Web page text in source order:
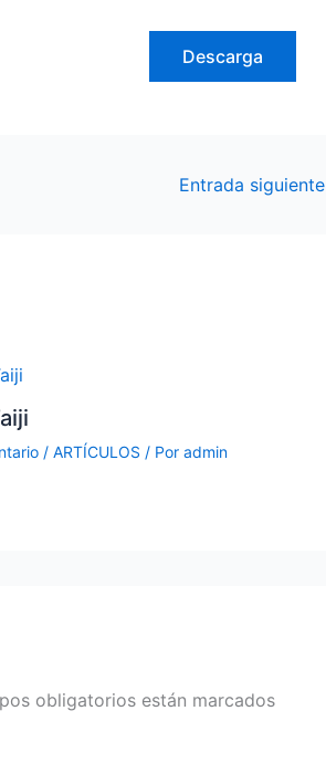
Descarga
Entrada siguiente
/ ARTÍCULOS / Por admin
obligatorios están marcados